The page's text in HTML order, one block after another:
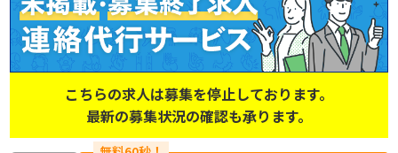
こちらの求人は募集を停止しております。
最新の募集状況の確認も承ります。